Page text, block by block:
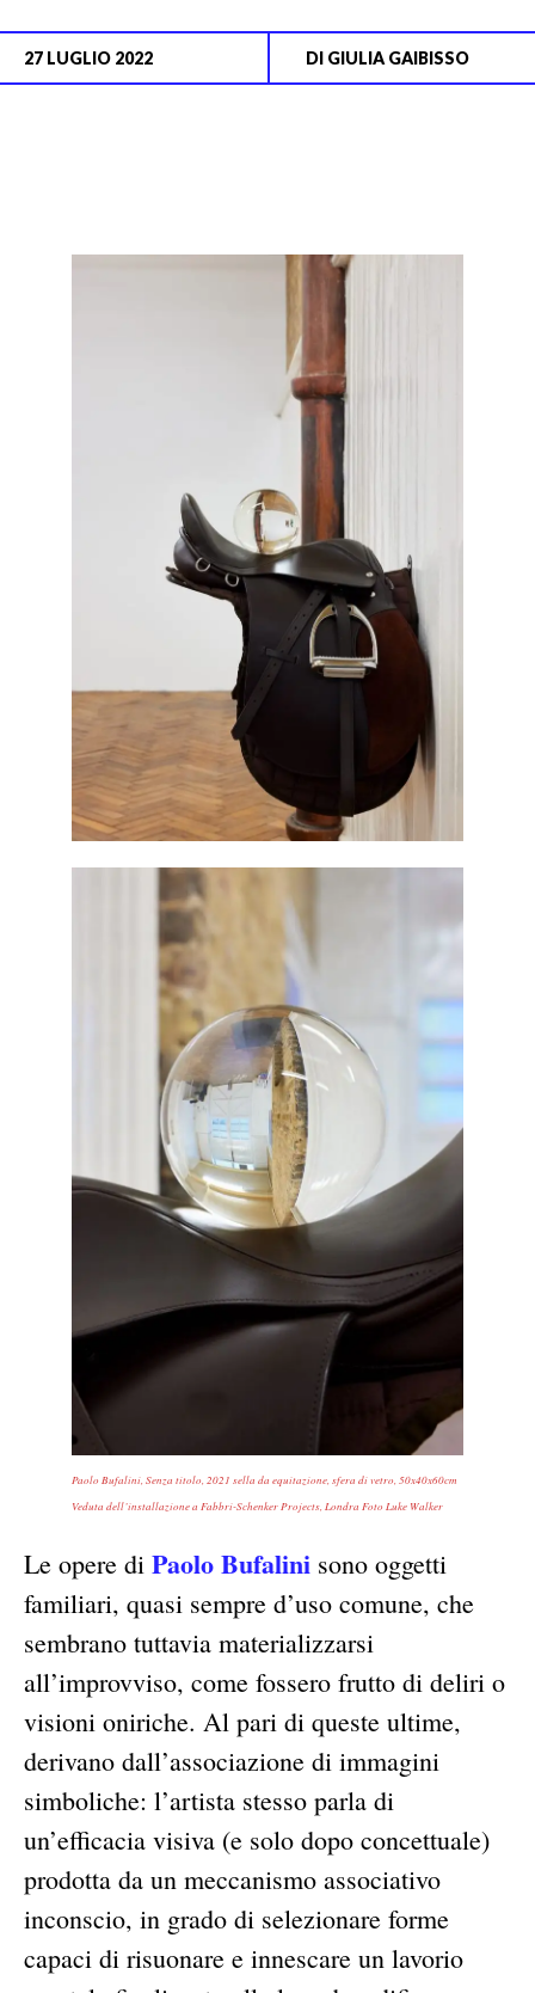
27 LUGLIO 2022 DI GIULIA GAIBISSO
Paolo Bufalini, Senza titolo, 2021 sella da equitazione, sfera di vetro, 50x40x60cm
Veduta dell’installazione a Fabbri-Schenker Projects, Londra Foto Luke Walker
Le opere di Paolo Bufalini sono oggetti
familiari, quasi sempre d’uso comune, che
sembrano tuttavia materializzarsi
all’improvviso, come fossero frutto di deliri o
visioni oniriche. Al pari di queste ultime,
derivano dall’associazione di immagini
simboliche: l’artista stesso parla di
un’efficacia visiva (e solo dopo concettuale)
prodotta da un meccanismo associativo
inconscio, in grado di selezionare forme
capaci di risuonare e innescare un lavorio